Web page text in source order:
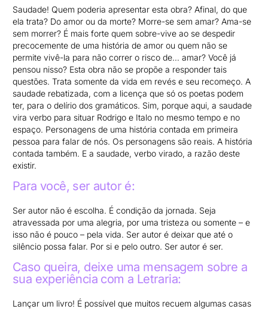
Saudade! Quem poderia apresentar esta obra? Afinal, do que
ela trata? Do amor ou da morte? Morre-se sem amar? Ama-se
sem morrer? É mais forte quem sobre-vive ao se despedir
precocemente de uma história de amor ou quem não se
permite vivê-la para não correr o risco de… amar? Você já
pensou nisso? Esta obra não se propõe a responder tais
questões. Trata somente da vida em revés e seu recomeço. A
saudade rebatizada, com a licença que só os poetas podem
ter, para o delírio dos gramáticos. Sim, porque aqui, a saudade
vira verbo para situar Rodrigo e Italo no mesmo tempo e no
espaço. Personagens de uma história contada em primeira
pessoa para falar de nós. Os personagens são reais. A história
contada também. E a saudade, verbo virado, a razão deste
existir.
Para você, ser autor é:
Ser autor não é escolha. É condição da jornada. Seja
atravessada por uma alegria, por uma tristeza ou somente – e
isso não é pouco – pela vida. Ser autor é deixar que até o
silêncio possa falar. Por si e pelo outro. Ser autor é ser.
Caso queira, deixe uma mensagem sobre a
sua experiência com a Letraria:
Lançar um livro! É possível que muitos recuem algumas casas